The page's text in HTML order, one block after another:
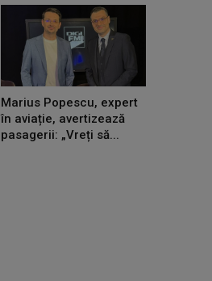
Marius Popescu, expert
în aviație, avertizează
pasagerii: „Vreți să...